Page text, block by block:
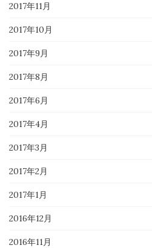
2017年11月
2017年10月
2017年9月
2017年8月
2017年6月
2017年4月
2017年3月
2017年2月
2017年1月
2016年12月
2016年11月